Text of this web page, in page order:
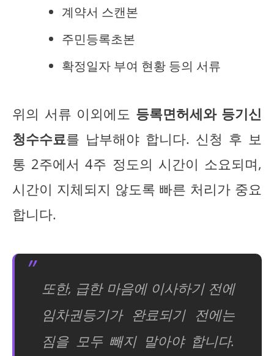
계약서 스캔본
주민등록초본
확정일자 부여 현황 등의 서류
위의 서류 이외에도 등록면허세와 등기신
청수수료를 납부해야 합니다. 신청 후 보
통 2주에서 4주 정도의 시간이 소요되며,
시간이 지체되지 않도록 빠른 처리가 중요
합니다.
또한, 급한 마음에 이사하기 전에
임차권등기가 완료되기 전에는
짐을 모두 빼지 말아야 합니다.